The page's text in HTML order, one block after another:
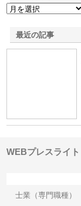
最近の記事
WEBプレスライト
士業（専門職種）